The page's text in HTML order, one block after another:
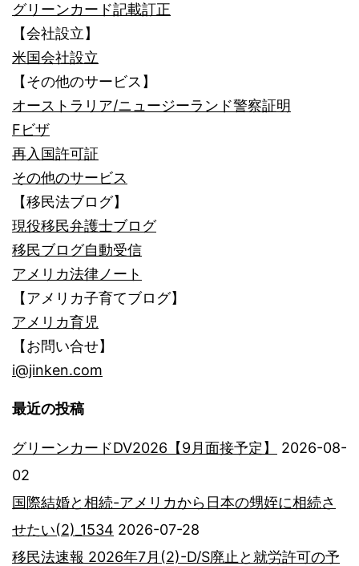
グリーンカード記載訂正
【会社設立】
米国会社設立
【その他のサービス】
オーストラリア/ニュージーランド警察証明
Fビザ
再入国許可証
その他のサービス
【移民法ブログ】
現役移民弁護士ブログ
移民ブログ自動受信
アメリカ法律ノート
【アメリカ子育てブログ】
アメリカ育児
【お問い合せ】
i@jinken.com
最近の投稿
グリーンカードDV2026【9月面接予定】
2026-08-
02
国際結婚と相続-アメリカから日本の甥姪に相続さ
せたい(2)_1534 2026-07-28
移民法速報 2026年7月(2)-D/S廃止と就労許可の予